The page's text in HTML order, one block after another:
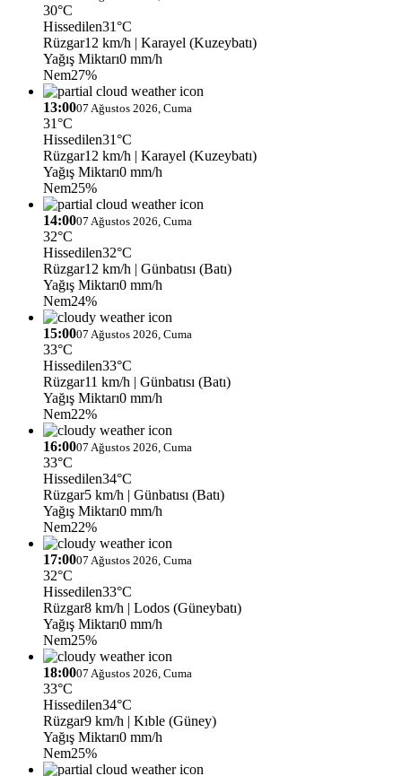
30°C
Hissedilen31°C
Rüzgar12 km/h | Karayel (Kuzeybatı)
Yağış Miktarı0 mm/h
Nem27%
13:0007 Ağustos 2026, Cuma
31°C
Hissedilen31°C
Rüzgar12 km/h | Karayel (Kuzeybatı)
Yağış Miktarı0 mm/h
Nem25%
14:0007 Ağustos 2026, Cuma
32°C
Hissedilen32°C
Rüzgar12 km/h | Günbatısı (Batı)
Yağış Miktarı0 mm/h
Nem24%
15:0007 Ağustos 2026, Cuma
33°C
Hissedilen33°C
Rüzgar11 km/h | Günbatısı (Batı)
Yağış Miktarı0 mm/h
Nem22%
16:0007 Ağustos 2026, Cuma
33°C
Hissedilen34°C
Rüzgar5 km/h | Günbatısı (Batı)
Yağış Miktarı0 mm/h
Nem22%
17:0007 Ağustos 2026, Cuma
32°C
Hissedilen33°C
Rüzgar8 km/h | Lodos (Güneybatı)
Yağış Miktarı0 mm/h
Nem25%
18:0007 Ağustos 2026, Cuma
33°C
Hissedilen34°C
Rüzgar9 km/h | Kıble (Güney)
Yağış Miktarı0 mm/h
Nem25%